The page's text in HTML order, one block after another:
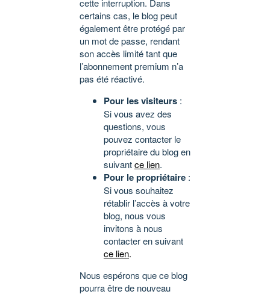
cette interruption. Dans
certains cas, le blog peut
également être protégé par
un mot de passe, rendant
son accès limité tant que
l’abonnement premium n’a
pas été réactivé.
Pour les visiteurs :
Si vous avez des
questions, vous
pouvez contacter le
propriétaire du blog en
suivantce lien.
Pour le propriétaire :
Si vous souhaitez
rétablir l’accès à votre
blog, nous vous
invitons à nous
contacter en suivant
ce lien.
Nous espérons que ce blog
pourra être de nouveau